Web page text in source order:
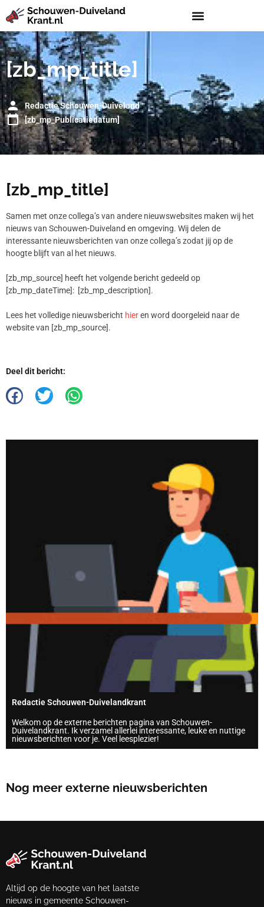
[zb_mp_title]
Redactie Schouwen-Duiveland
[zb_mp_Publicatiedatum]
[zb_mp_title]
Samen met onze collega’s van andere nieuwswebsites maken wij het
nieuws van Schouwen-Duiveland en omgeving. Wij delen de
interessante nieuwsberichten van onze collega’s zodat jij op de
hoogte blijft van al het nieuws.
[zb_mp_source] heeft het volgende bericht gedeeld op
[zb_mp_dateTime]: [zb_mp_description].
Lees het volledige nieuwsbericht hieren word doorgeleid naar de
website van [zb_mp_source].
Deel dit bericht:
Redactie Schouwen-Duivelandkrant
Welkom op de externe berichten pagina van Schouwen-
Duivelandkrant. Ik verzamel allerlei interessante, leuke en nuttige
nieuwsberichten voor je. Veel leesplezier!
Nog meer externe nieuwsberichten
Altijd op de hoogte van het laatste
nieuws in gemeente Schouwen-